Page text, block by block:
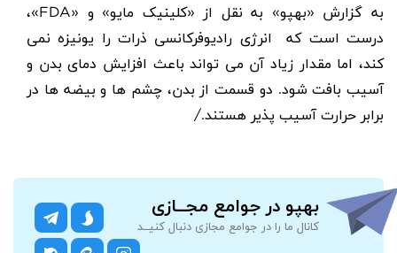
به گزارش «بهپو» به نقل از «کلینیک مایو» و «FDA»،
درست است که انرژی رادیوفرکانسی ذرات را یونیزه نمی
کند، اما مقدار زیاد آن می تواند باعث افزایش دمای بدن و
آسیب بافت شود. دو قسمت از بدن، چشم ها و بیضه ها در
برابر حرارت آسیب پذیر هستند./
بهپو در جوامع مجــازی
کانال ما را در جوامع مجازی دنبال کنیــد